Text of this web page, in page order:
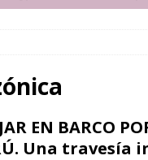
los lugares que
La historia de la misteriosa
EN BARCO
Una travesía